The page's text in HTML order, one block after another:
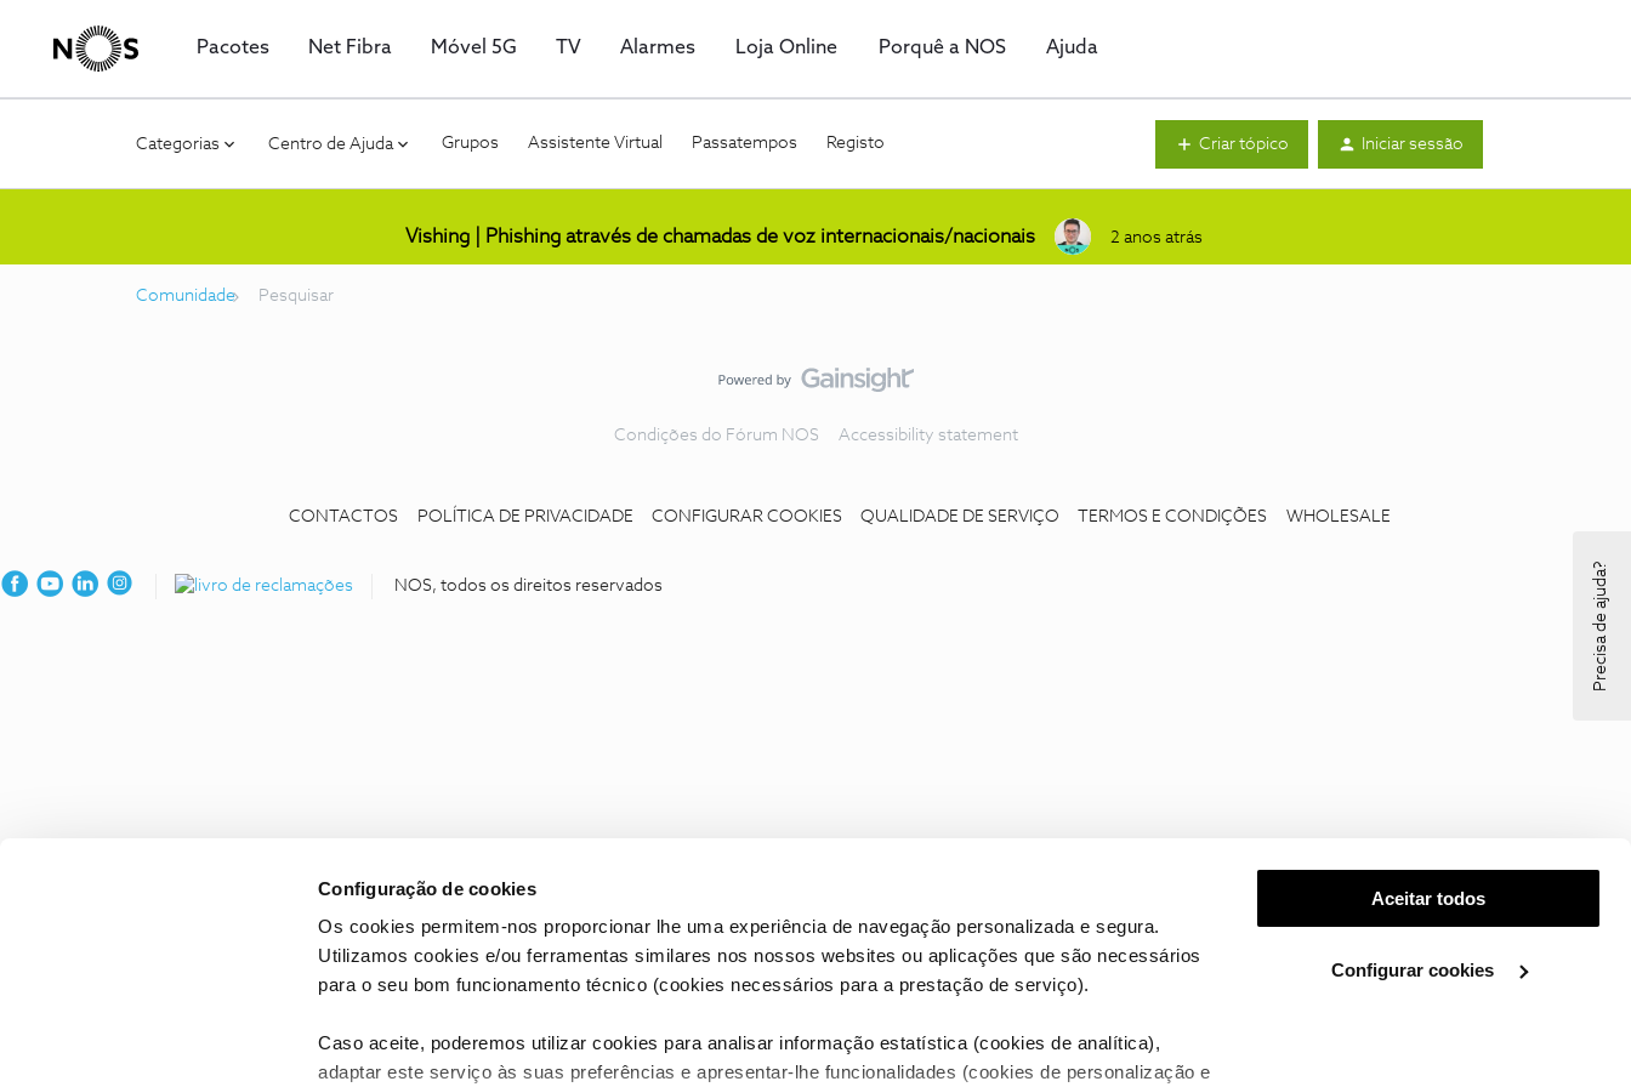
Configuração de cookies
Os cookies permitem-nos proporcionar lhe uma experiência de navegação personalizada e segura.
Utilizamos cookies e/ou ferramentas similares nos nossos websites ou aplicações que são necessários
para o seu bom funcionamento técnico (cookies necessários para a prestação de serviço).
Caso aceite, poderemos utilizar cookies para analisar informação estatística (cookies de analítica),
adaptar este serviço às suas preferências e apresentar-lhe funcionalidades (cookies de personalização e
Aceitar todos
Configurar cookies
Pacotes Net Fibra Móvel 5G TV Alarmes Loja Online Porquê a NOS Ajuda
Categorias Centro de Ajuda Grupos Assistente Virtual Passatempos Registo Criar tópico Iniciar sessão
Vishing | Phishing através de chamadas de voz internacionais/nacionais 2 anos atrás
Comunidade Pesquisar
Condições do Fórum NOS Accessibility statement
CONTACTOS POLÍTICA DE PRIVACIDADE CONFIGURAR COOKIES QUALIDADE DE SERVIÇO TERMOS E CONDIÇÕES WHOLESALE
NOS, todos os direitos reservados Precisa de ajuda?